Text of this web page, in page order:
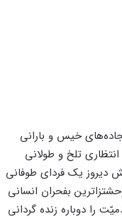
خیس‌ و بارانی‌
تلخ‌ و طولانی‌
دیروز یک‌ فردای‌ طوفانی‌
بفحران‌ انسانی‌
را دوباره‌ زنده‌ گردانی‌